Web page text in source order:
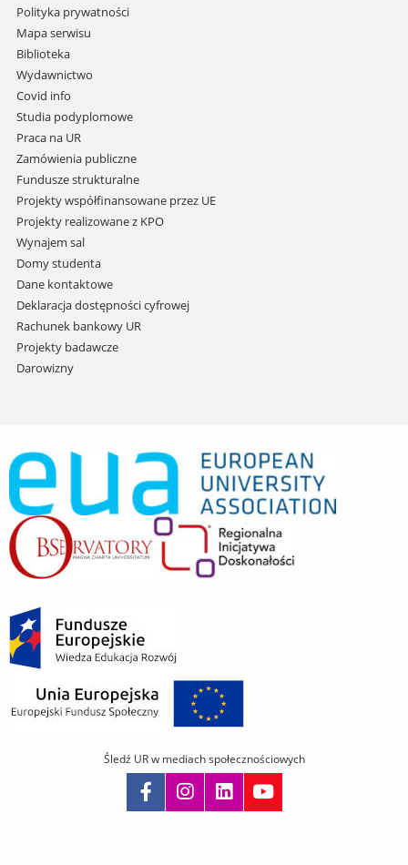
Pomiń
nawigację
i
przejdź
do
treści
Polityka prywatności
Mapa serwisu
Biblioteka
Wydawnictwo
Covid info
Studia podyplomowe
Praca na UR
Zamówienia publiczne
Fundusze strukturalne
Projekty współfinansowane przez UE
Projekty realizowane z KPO
Wynajem sal
Domy studenta
Dane kontaktowe
Deklaracja dostępności cyfrowej
Rachunek bankowy UR
Projekty badawcze
Darowizny
Śledź UR w mediach społecznościowych